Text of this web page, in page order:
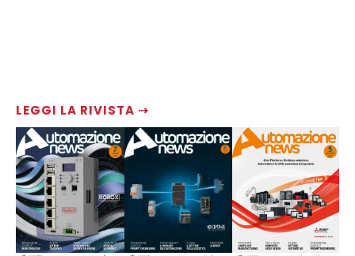
LEGGI LA RIVISTA ⇢